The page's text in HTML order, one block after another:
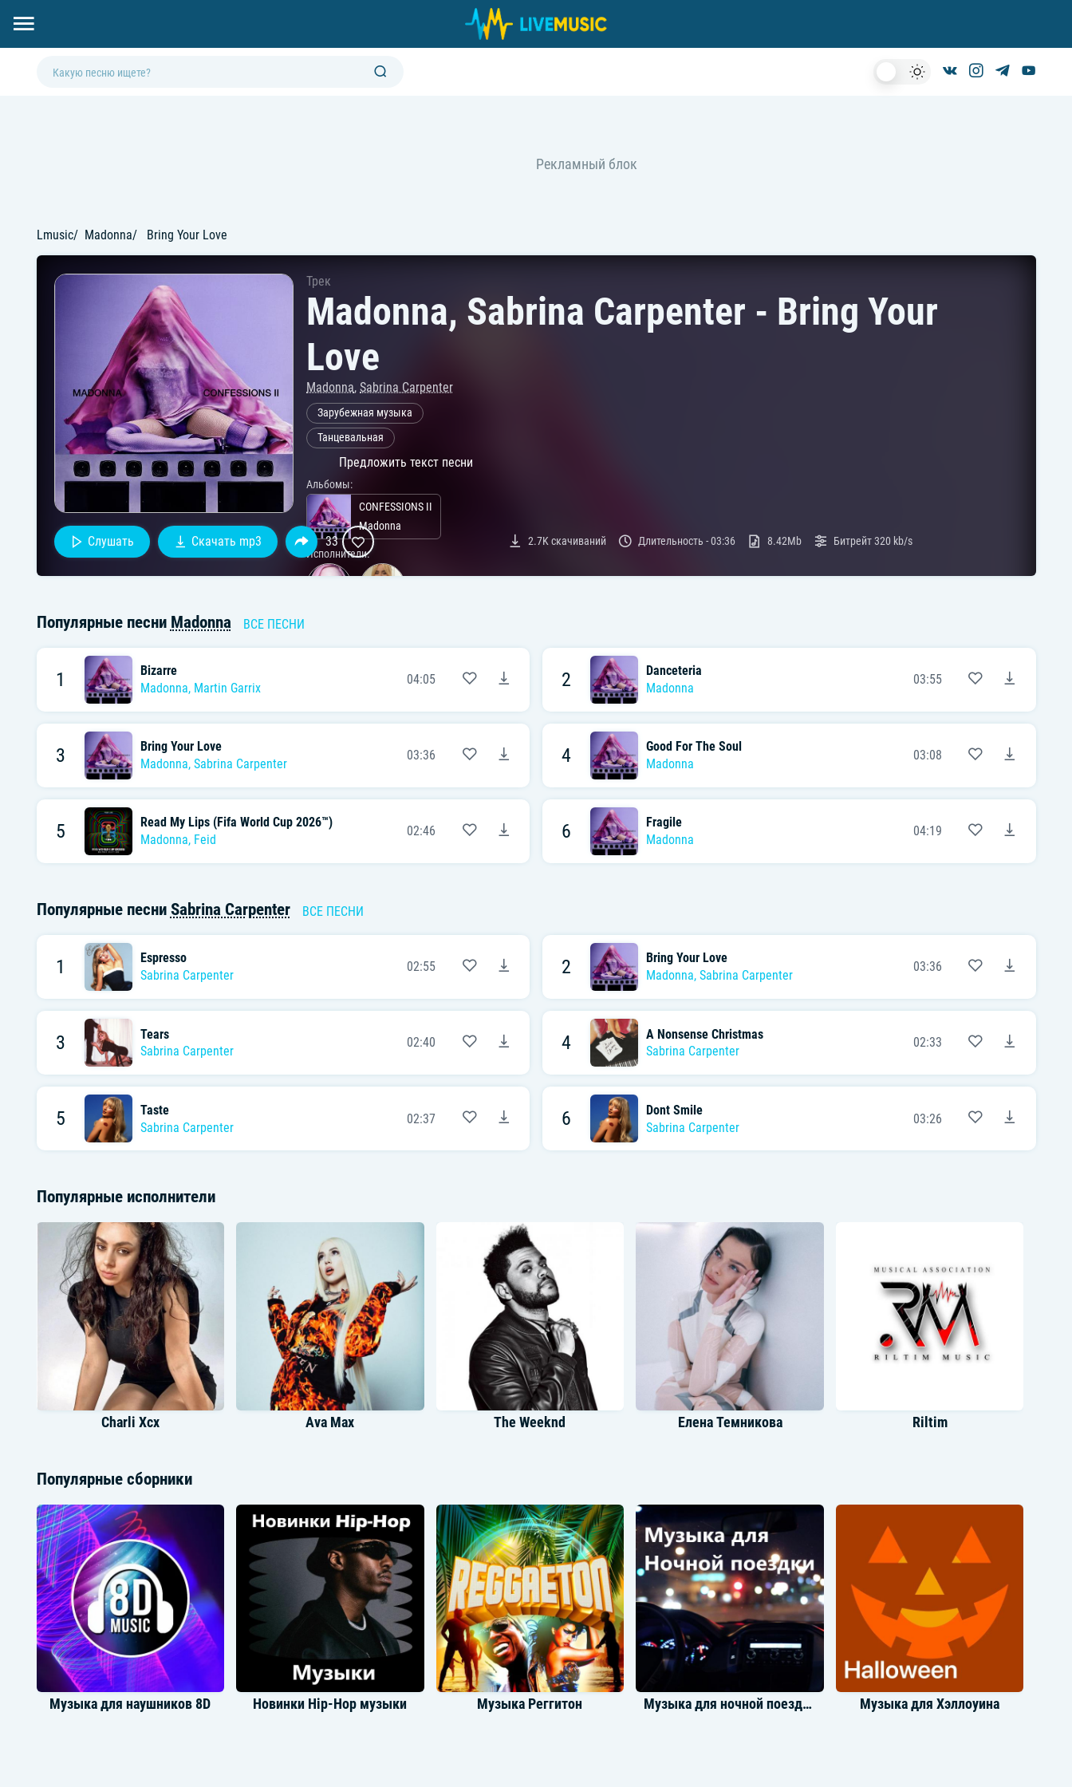
Lmusic Madonna Bring Your Love
Трек
Madonna, Sabrina Carpenter - Bring Your
Love
Madonna,Sabrina Carpenter
Зарубежная музыка
Танцевальная
Предложить текст песни
Альбомы:
CONFESSIONS II
Madonna
Исполнители:
Слушать Скачать mp3 33 2.7Kскачиваний Длительность -03:36 8.42Mb Битрейт320 kb/s
Популярные песни Madonna ВСЕ ПЕСНИ
1
Bizarre
Madonna, Martin Garrix
04:05 2
Danceteria
Madonna
03:55
3
Bring Your Love
Madonna, Sabrina Carpenter
03:36 4
Good For The Soul
Madonna
03:08
5
Read My Lips (Fifa World Cup 2026™)
Madonna, Feid
02:46 6
Fragile
Madonna
04:19
Популярные песни Sabrina Carpenter ВСЕ ПЕСНИ
1
Espresso
Sabrina Carpenter
02:55 2
Bring Your Love
Madonna, Sabrina Carpenter
03:36
3
Tears
Sabrina Carpenter
02:40 4
A Nonsense Christmas
Sabrina Carpenter
02:33
5
Taste
Sabrina Carpenter
02:37 6
Dont Smile
Sabrina Carpenter
03:26
Популярные исполнители
Charli Xcx Ava Max The Weeknd Елена Темникова Riltim
Davvi Madonna Inna Justin Bieber
Популярные сборники
Музыка для наушников 8D Новинки Hip-Hop музыки Музыка Реггитон Музыка для ночной поездки Музыка для Хэллоуина